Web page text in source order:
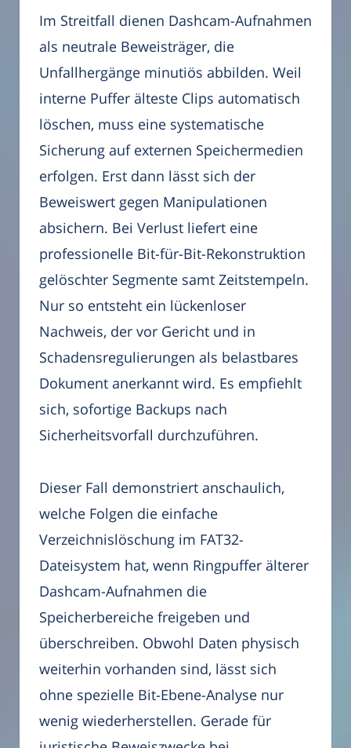
Im Streitfall dienen Dashcam-Aufnahmen
als neutrale Beweisträger, die
Unfallhergänge minutiös abbilden. Weil
interne Puffer älteste Clips automatisch
löschen, muss eine systematische
Sicherung auf externen Speichermedien
erfolgen. Erst dann lässt sich der
Beweiswert gegen Manipulationen
absichern. Bei Verlust liefert eine
professionelle Bit-für-Bit-Rekonstruktion
gelöschter Segmente samt Zeitstempeln.
Nur so entsteht ein lückenloser
Nachweis, der vor Gericht und in
Schadensregulierungen als belastbares
Dokument anerkannt wird. Es empfiehlt
sich, sofortige Backups nach
Sicherheitsvorfall durchzuführen.
Dieser Fall demonstriert anschaulich,
welche Folgen die einfache
Verzeichnislöschung im FAT32-
Dateisystem hat, wenn Ringpuffer älterer
Dashcam-Aufnahmen die
Speicherbereiche freigeben und
überschreiben. Obwohl Daten physisch
weiterhin vorhanden sind, lässt sich
ohne spezielle Bit-Ebene-Analyse nur
wenig wiederherstellen. Gerade für